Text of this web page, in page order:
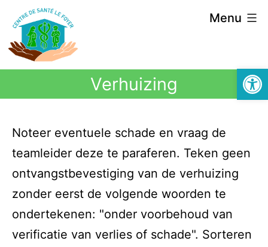
Menu
Verhuizing
Noteer eventuele schade en vraag de
teamleider deze te paraferen. Teken geen
ontvangstbevestiging van de verhuizing
zonder eerst de volgende woorden te
ondertekenen: "onder voorbehoud van
verificatie van verlies of schade". Sorteren